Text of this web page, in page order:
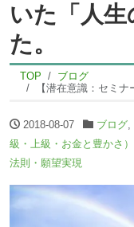
いた「人
た。
TOP
ブログ
【潜在意識：セミナー体験談
2018-08-07 ブログ,
級・上級・お金と豊かさ）
法則・願望実現